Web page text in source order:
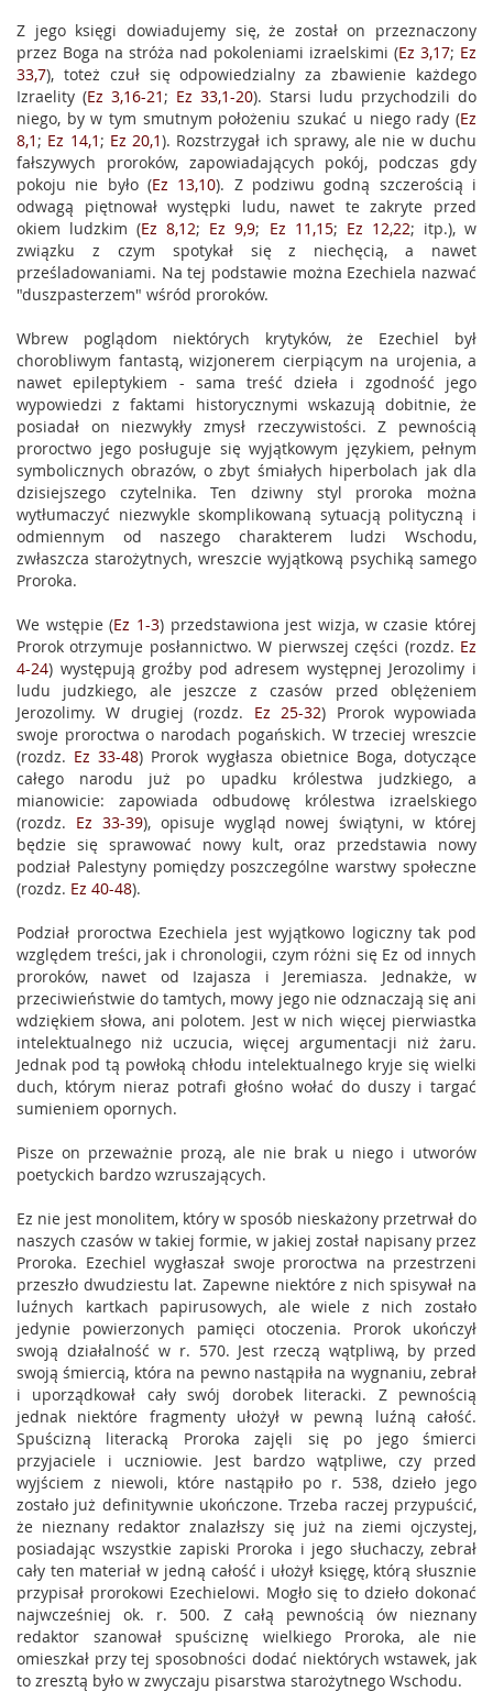
Z jego księgi dowiadujemy się, że został on przeznaczony
przez Boga na stróża nad pokoleniami izraelskimi (Ez 3,17; Ez
33,7), toteż czuł się odpowiedzialny za zbawienie każdego
Izraelity (Ez 3,16-21 ; Ez 33,1-20). Starsi ludu przychodzili do
niego, by w tym smutnym położeniu szukać u niego rady (Ez
8,1 ; Ez 14,1 ; Ez 20,1). Rozstrzygał ich sprawy, ale nie w duchu
fałszywych proroków, zapowiadających pokój, podczas gdy
pokoju nie było (Ez 13,10). Z podziwu godną szczerością i
odwagą piętnował występki ludu, nawet te zakryte przed
okiem ludzkim (Ez 8,12; Ez 9,9; Ez 11,15; Ez 12,22; itp.), w
związku z czym spotykał się z niechęcią, a nawet
prześladowaniami. Na tej podstawie można Ezechiela nazwać
"duszpasterzem" wśród proroków.
Wbrew poglądom niektórych krytyków, że Ezechiel był
chorobliwym fantastą, wizjonerem cierpiącym na urojenia, a
nawet epileptykiem - sama treść dzieła i zgodność jego
wypowiedzi z faktami historycznymi wskazują dobitnie, że
posiadał on niezwykły zmysł rzeczywistości. Z pewnością
proroctwo jego posługuje się wyjątkowym językiem, pełnym
symbolicznych obrazów, o zbyt śmiałych hiperbolach jak dla
dzisiejszego czytelnika. Ten dziwny styl proroka można
wytłumaczyć niezwykle skomplikowaną sytuacją polityczną i
odmiennym od naszego charakterem ludzi Wschodu,
zwłaszcza starożytnych, wreszcie wyjątkową psychiką samego
Proroka.
We wstępie (Ez 1-3) przedstawiona jest wizja, w czasie której
Prorok otrzymuje posłannictwo. W pierwszej części (rozdz. Ez
4-24) występują groźby pod adresem występnej Jerozolimy i
ludu judzkiego, ale jeszcze z czasów przed oblężeniem
Jerozolimy. W drugiej (rozdz. Ez 25-32) Prorok wypowiada
swoje proroctwa o narodach pogańskich. W trzeciej wreszcie
(rozdz. Ez 33-48) Prorok wygłasza obietnice Boga, dotyczące
całego narodu już po upadku królestwa judzkiego, a
mianowicie: zapowiada odbudowę królestwa izraelskiego
(rozdz. Ez 33-39), opisuje wygląd nowej świątyni, w której
będzie się sprawować nowy kult, oraz przedstawia nowy
podział Palestyny pomiędzy poszczególne warstwy społeczne
(rozdz. Ez 40-48).
Podział proroctwa Ezechiela jest wyjątkowo logiczny tak pod
względem treści, jak i chronologii, czym różni się Ez od innych
proroków, nawet od Izajasza i Jeremiasza. Jednakże, w
przeciwieństwie do tamtych, mowy jego nie odznaczają się ani
wdziękiem słowa, ani polotem. Jest w nich więcej pierwiastka
intelektualnego niż uczucia, więcej argumentacji niż żaru.
Jednak pod tą powłoką chłodu intelektualnego kryje się wielki
duch, którym nieraz potrafi głośno wołać do duszy i targać
sumieniem opornych.
Pisze on przeważnie prozą, ale nie brak u niego i utworów
poetyckich bardzo wzruszających.
Ez nie jest monolitem, który w sposób nieskażony przetrwał do
naszych czasów w takiej formie, w jakiej został napisany przez
Proroka. Ezechiel wygłaszał swoje proroctwa na przestrzeni
przeszło dwudziestu lat. Zapewne niektóre z nich spisywał na
luźnych kartkach papirusowych, ale wiele z nich zostało
jedynie powierzonych pamięci otoczenia. Prorok ukończył
swoją działalność w r. 570. Jest rzeczą wątpliwą, by przed
swoją śmiercią, która na pewno nastąpiła na wygnaniu, zebrał
i uporządkował cały swój dorobek literacki. Z pewnością
jednak niektóre fragmenty ułożył w pewną luźną całość.
Spuścizną literacką Proroka zajęli się po jego śmierci
przyjaciele i uczniowie. Jest bardzo wątpliwe, czy przed
wyjściem z niewoli, które nastąpiło po r. 538, dzieło jego
zostało już definitywnie ukończone. Trzeba raczej przypuścić,
że nieznany redaktor znalazłszy się już na ziemi ojczystej,
posiadając wszystkie zapiski Proroka i jego słuchaczy, zebrał
cały ten materiał w jedną całość i ułożył księgę, którą słusznie
przypisał prorokowi Ezechielowi. Mogło się to dzieło dokonać
najwcześniej ok. r. 500. Z całą pewnością ów nieznany
redaktor szanował spuściznę wielkiego Proroka, ale nie
omieszkał przy tej sposobności dodać niektórych wstawek, jak
to zresztą było w zwyczaju pisarstwa starożytnego Wschodu.